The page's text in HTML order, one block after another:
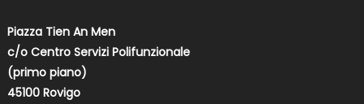
Piazza Tien An Men
c/o Centro Servizi Polifunzionale
(primo piano)
45100 Rovigo